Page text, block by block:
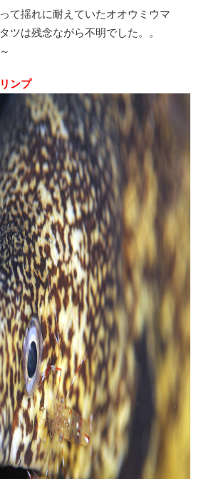
て揺れに耐えていたオオウミウマ
ツは残念ながら不明でした。。
ンプ